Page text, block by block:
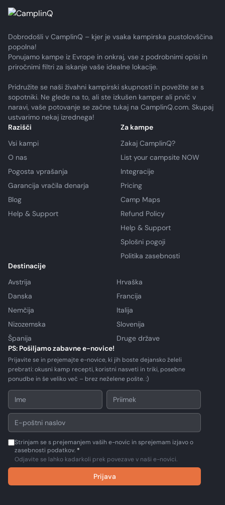
Dobrodošli v CamplinQ – kjer je vsaka kampirska pustolovščina
popolna!
Ponujamo kampe iz Evrope in onkraj, vse z podrobnimi opisi in
priročnimi filtri za iskanje vaše idealne lokacije.
Pridružite se naši živahni kampirski skupnosti in povežite se s
sopotniki. Ne glede na to, ali ste izkušen kamper ali prvič v
naravi, vaše potovanje se začne tukaj na CamplinQ.com. Skupaj
ustvarimo nekaj izrednega!
Razišči
Vsi kampi
O nas
Pogosta vprašanja
Garancija vračila denarja
Blog
Help & Support
Za kampe
Zakaj CamplinQ?
List your campsite NOW
Integracije
Pricing
Camp Maps
Refund Policy
Help & Support
Splošni pogoji
Politika zasebnosti
Destinacije
Avstrija
Hrvaška
Danska
Francija
Nemčija
Italija
Nizozemska
Slovenija
Španija
Druge države
PS: Pošiljamo zabavne e-novice!
Prijavite se in prejemajte e-novice, ki jih boste dejansko želeli
prebrati: okusni kamp recepti, koristni nasveti in triki, posebne
ponudbe in še veliko več – brez neželene pošte. :)
Strinjam se s prejemanjem vaših e-novic in sprejemam izjavo o
zasebnosti podatkov. *
Odjavite se lahko kadarkoli prek povezave v naši e-novici.
Prijava